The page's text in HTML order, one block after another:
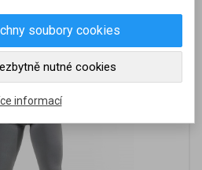
soubory cookies
nutné cookies
informací